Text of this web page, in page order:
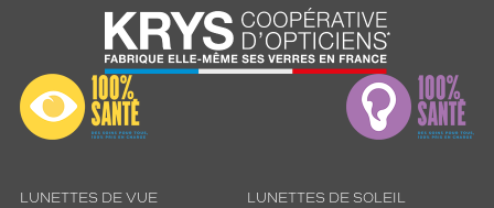
LUNETTES DE VUE LUNETTES DE SOLEIL